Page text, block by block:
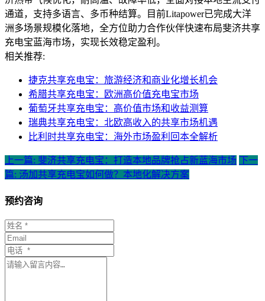
通道，支持多语言、多币种结算。目前Litapower已完成大洋
洲多场景规模化落地，全方位助力合作伙伴快速布局斐济共享
充电宝蓝海市场，实现长效稳定盈利。
相关推荐:
捷克共享充电宝：旅游经济和商业化增长机会
希腊共享充电宝：欧洲高价值充电宝市场
葡萄牙共享充电宝：高价值市场和收益测算
瑞典共享充电宝：北欧高收入的共享市场机遇
比利时共享充电宝：海外市场盈利回本全解析
上一篇: 斐济共享充电宝：打造本地品牌抢占新蓝海市场 下一
篇: 汤加共享充电宝如何做？本地化解决方案
预约咨询